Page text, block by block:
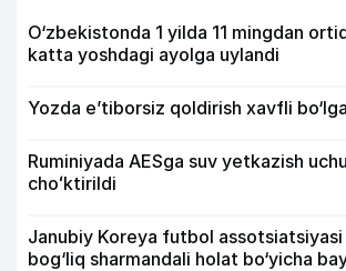
O‘zbekistonda 1 yilda 11 mingdan
katta yoshdagi ayolga uylandi
Yozda e’tiborsiz qoldirish xavfli
Ruminiyada AESga suv yetkazish
choʻktirildi
Janubiy Koreya futbol assotsiatsiyasi
bog‘liq sharmandali holat bo‘yicha